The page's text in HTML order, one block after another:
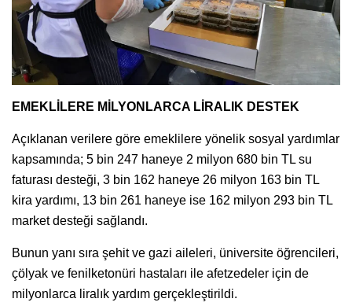
EMEKLİLERE MİLYONLARCA LİRALIK DESTEK
Açıklanan verilere göre emeklilere yönelik sosyal yardımlar
kapsamında; 5 bin 247 haneye 2 milyon 680 bin TL su
faturası desteği, 3 bin 162 haneye 26 milyon 163 bin TL
kira yardımı, 13 bin 261 haneye ise 162 milyon 293 bin TL
market desteği sağlandı.
Bunun yanı sıra şehit ve gazi aileleri, üniversite öğrencileri,
çölyak ve fenilketonüri hastaları ile afetzedeler için de
milyonlarca liralık yardım gerçekleştirildi.